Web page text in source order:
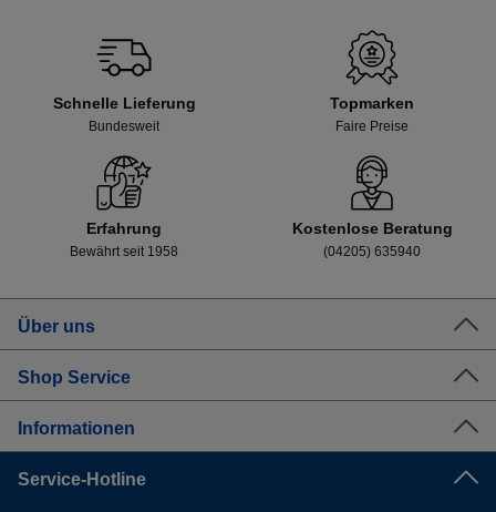
Schnelle Lieferung
Bundesweit
Topmarken
Faire Preise
Erfahrung
Bewährt seit 1958
Kostenlose Beratung
(04205) 635940
Über uns
Shop Service
Informationen
Service-Hotline